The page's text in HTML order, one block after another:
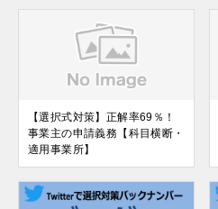
【選択式対策】正解率69％！
事業主の申請義務【科目横断・
適用事業所】